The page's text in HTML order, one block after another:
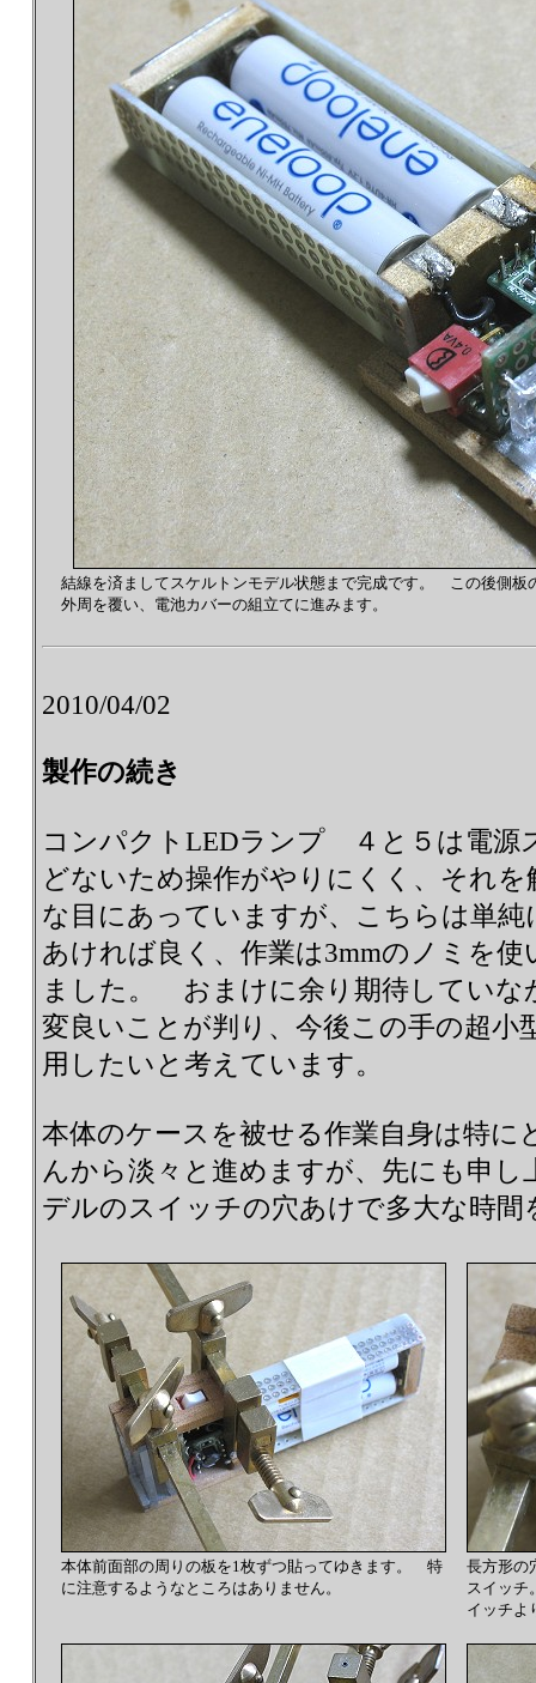
結線を済ましてスケルトンモデル状態まで完成です。 この後側板
外周を覆い、電池カバーの組立てに進みます。
2010/04/02
製作の続き
コンパクトLEDランプ ４と５は電源
どないため操作がやりにくく、それ
な目にあっていますが、こちらは単純
あければ良く、作業は3mmのノミを
ました。 おまけに余り期待していな
変良いことが判り、今後この手の超小
用したいと考えています。
本体のケースを被せる作業自身は特に
んから淡々と進めますが、先にも申
デルのスイッチの穴あけで多大な時
本体前面部の周りの板を1枚ずつ貼ってゆきます。 特
に注意するようなところはありません。
長方形の
スイッ
イッチよ